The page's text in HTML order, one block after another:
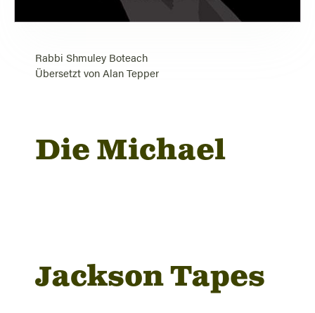
Rabbi Shmuley Boteach
Übersetzt von Alan Tepper
Die Michael
Jackson Tapes